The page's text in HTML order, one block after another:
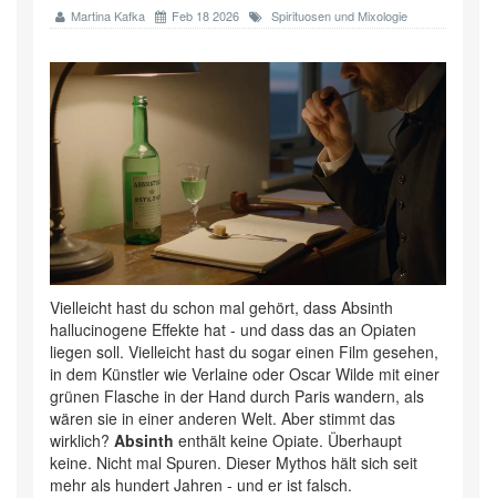
Martina Kafka Feb 18 2026 Spirituosen und Mixologie
Vielleicht hast du schon mal gehört, dass Absinth
hallucinogene Effekte hat - und dass das an Opiaten
liegen soll. Vielleicht hast du sogar einen Film gesehen,
in dem Künstler wie Verlaine oder Oscar Wilde mit einer
grünen Flasche in der Hand durch Paris wandern, als
wären sie in einer anderen Welt. Aber stimmt das
wirklich? Absinth enthält keine Opiate. Überhaupt
keine. Nicht mal Spuren. Dieser Mythos hält sich seit
mehr als hundert Jahren - und er ist falsch.